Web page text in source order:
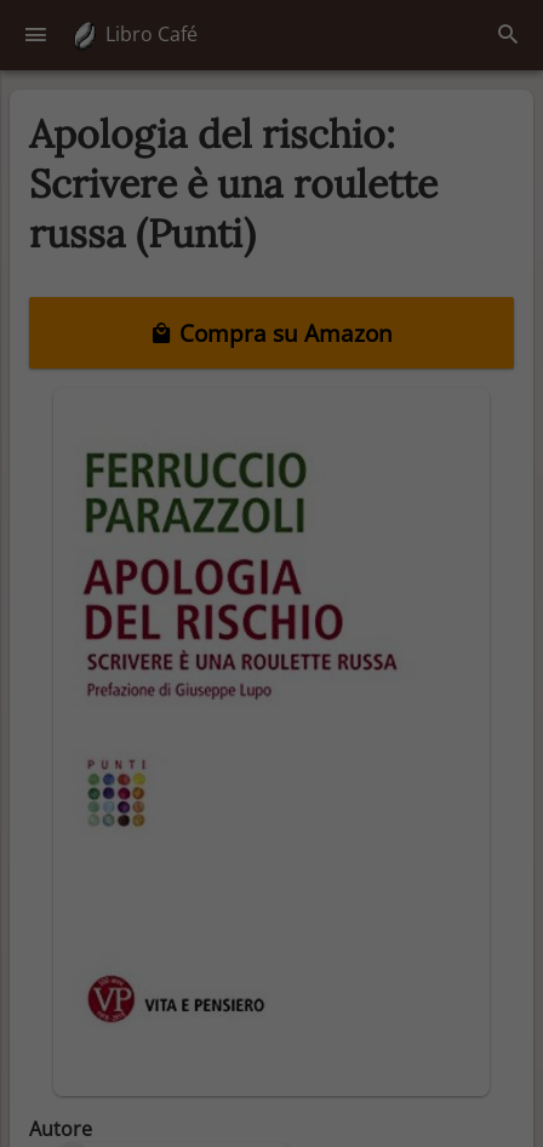
Libro Café
Apologia del rischio:
Scrivere è una roulette
russa (Punti)
Compra su Amazon
Autore